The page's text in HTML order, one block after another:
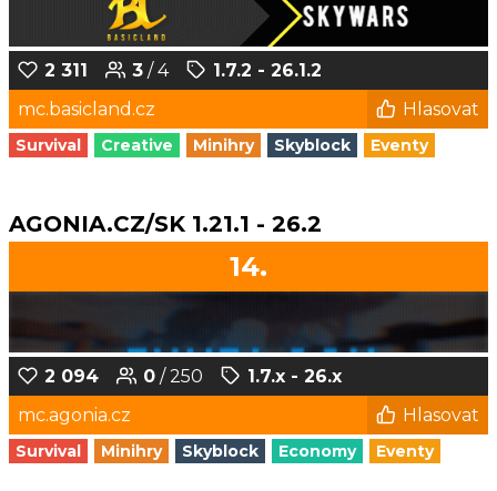
2 311 3 / 4
1.7.2 - 26.1.2
mc.basicland.cz
Hlasovat
Survival Creative Minihry Skyblock Eventy
AGONIA.CZ/SK 1.21.1 - 26.2
14.
2 094 0 / 250
1.7.x - 26.x
mc.agonia.cz
Hlasovat
Survival Minihry Skyblock Economy Eventy